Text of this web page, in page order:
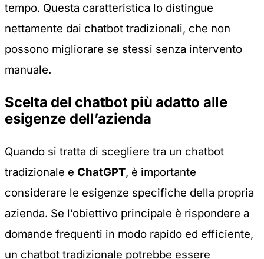
tempo. Questa caratteristica lo distingue
nettamente dai chatbot tradizionali, che non
possono migliorare se stessi senza intervento
manuale.
Scelta del chatbot più adatto alle
esigenze dell’azienda
Quando si tratta di scegliere tra un chatbot
tradizionale e ChatGPT, è importante
considerare le esigenze specifiche della propria
azienda. Se l’obiettivo principale è rispondere a
domande frequenti in modo rapido ed efficiente,
un chatbot tradizionale potrebbe essere